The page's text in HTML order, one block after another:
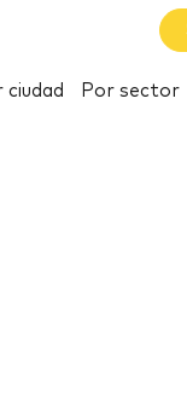
ciudad Por sector